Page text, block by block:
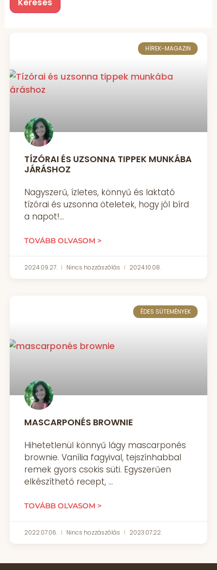
HÍREK-MAGAZIN
TÍZÓRAI ÉS UZSONNA TIPPEK MUNKÁBA
JÁRÁSHOZ
Nagyszerű, ízletes, könnyű és laktató
tízórai és uzsonna öteletek, hogy jól bírd
a napot!
TOVÁBB OLVASOM >
2024.09.27. Nincs hozzászólás 2024.10.08.
ÉDES SÜTEMÉNYEK
MASCARPONÉS BROWNIE
Hihetetlenül könnyű lágy mascarponés
brownie. Vanília fagyival, tejszínhabbal
remek gyors csokis süti. Egyszerűen
elkészíthető recept,
TOVÁBB OLVASOM >
2022.07.06. Nincs hozzászólás 2023.07.22.